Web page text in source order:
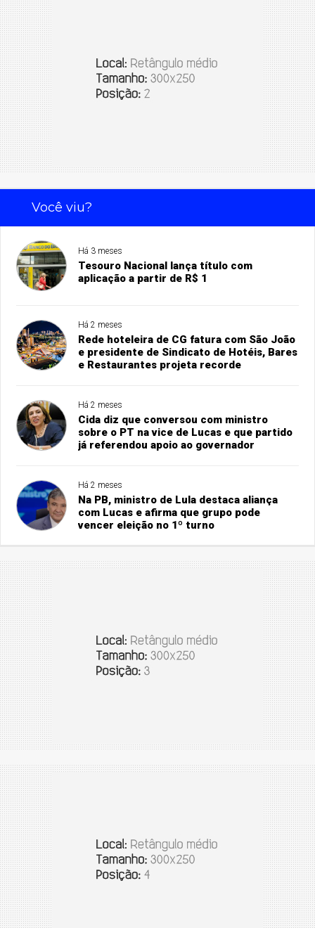
Você viu?
Há 3 meses
Tesouro Nacional lança título com
aplicação a partir de R$ 1
Há 2 meses
Rede hoteleira de CG fatura com São João
e presidente de Sindicato de Hotéis, Bares
e Restaurantes projeta recorde
Há 2 meses
Cida diz que conversou com ministro
sobre o PT na vice de Lucas e que partido
já referendou apoio ao governador
Há 2 meses
Na PB, ministro de Lula destaca aliança
com Lucas e afirma que grupo pode
vencer eleição no 1º turno